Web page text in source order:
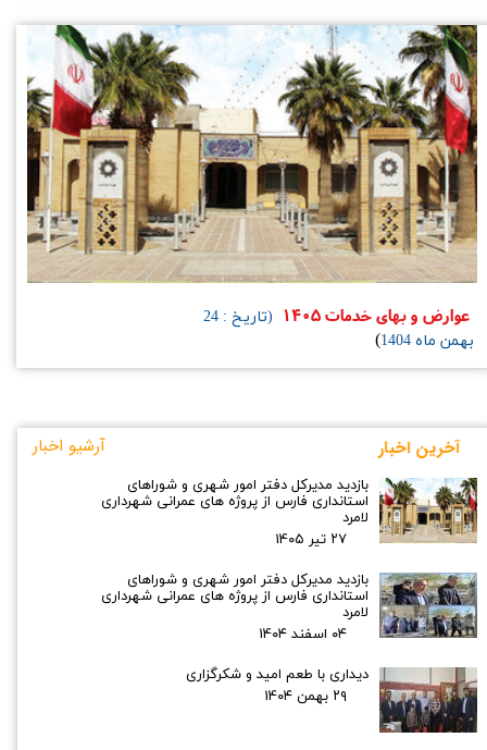
عوارض و بهای خدمات 1405
(تاریخ : 24
بهمن ماه1404
)
بازدید مدیرکل دفتر امور شهری و شوراهای
استانداری فارس از پروژه های عمرانی شهرداری
لامرد
۲۷ تیر ۰۵
بازدید مدیرکل دفتر امور شهری و شوراهای
استانداری فارس از پروژه های عمرانی شهرداری
لامرد
۰۴ اسفند ۰۴
دیداری با طعم امید و شکرگزاری
۲۹ بهمن ۰۴
​آخرین اخبار آرشیو اخبار